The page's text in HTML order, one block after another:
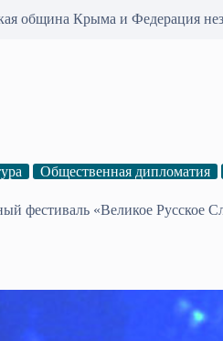
Пипия удостоен Почётного
Общественная дипломатия
фестиваль «Великое Русское